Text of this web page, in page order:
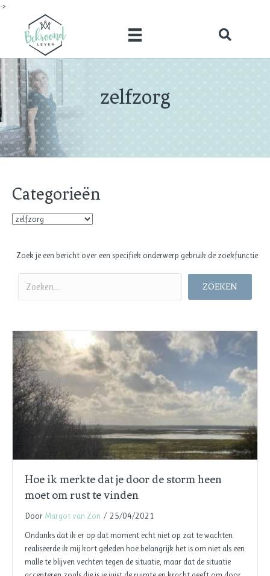
->
zelfzorg
Categorieën
Categorieën
Zoek je een bericht over een specifiek onderwerp gebruik de zoekfunctie
ZOEKEN
Hoe ik merkte dat je door de storm heen
moet om rust te vinden
Door Margot van Zon / 25/04/2021
Ondanks dat ik er op dat moment echt niet op zat te wachten
realiseerde ik mij kort geleden hoe belangrijk het is om niet als een
malle te blijven vechten tegen de situatie, maar dat de situatie